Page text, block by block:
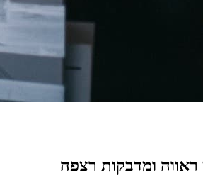
ראווה ומדבקות רצפה